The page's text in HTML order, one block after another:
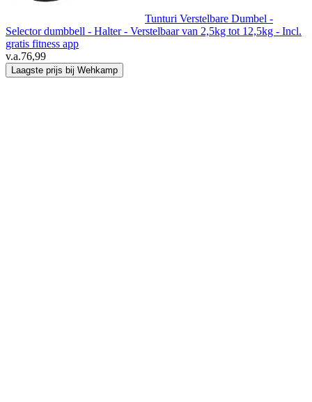
Tunturi Verstelbare Dumbel -
Selector dumbbell - Halter - Verstelbaar van 2,5kg tot 12,5kg - Incl.
gratis fitness app
v.a.76,99
Laagste prijs bij Wehkamp